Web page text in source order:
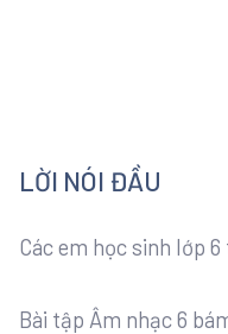
LỜI NÓI ĐẦU
Các em học sinh lớp
Bài tập Âm nhạc 6